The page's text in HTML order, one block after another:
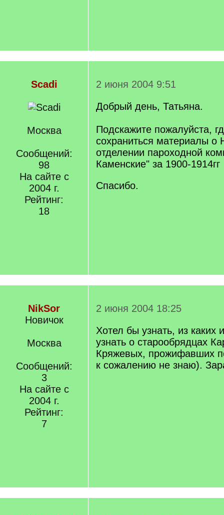
Scadi
Москва
Сообщений:
98
На сайте с
2004 г.
Рейтинг:
18
2 июня 2004 9:51
Добрый день, Татьяна.
Подскажите пожалуйста,
сохраниться материалы о
отделении пароходной
Каменские" за 1900-1914гг
Спасибо.
NikSor
Новичок
Москва
Сообщений:
3
На сайте с
2004 г.
Рейтинг:
7
2 июня 2004 18:25
Хотел бы узнать, из каких
узнать о старообрядцах
Кряжевых, прожифавших
к сожалению не знаю).